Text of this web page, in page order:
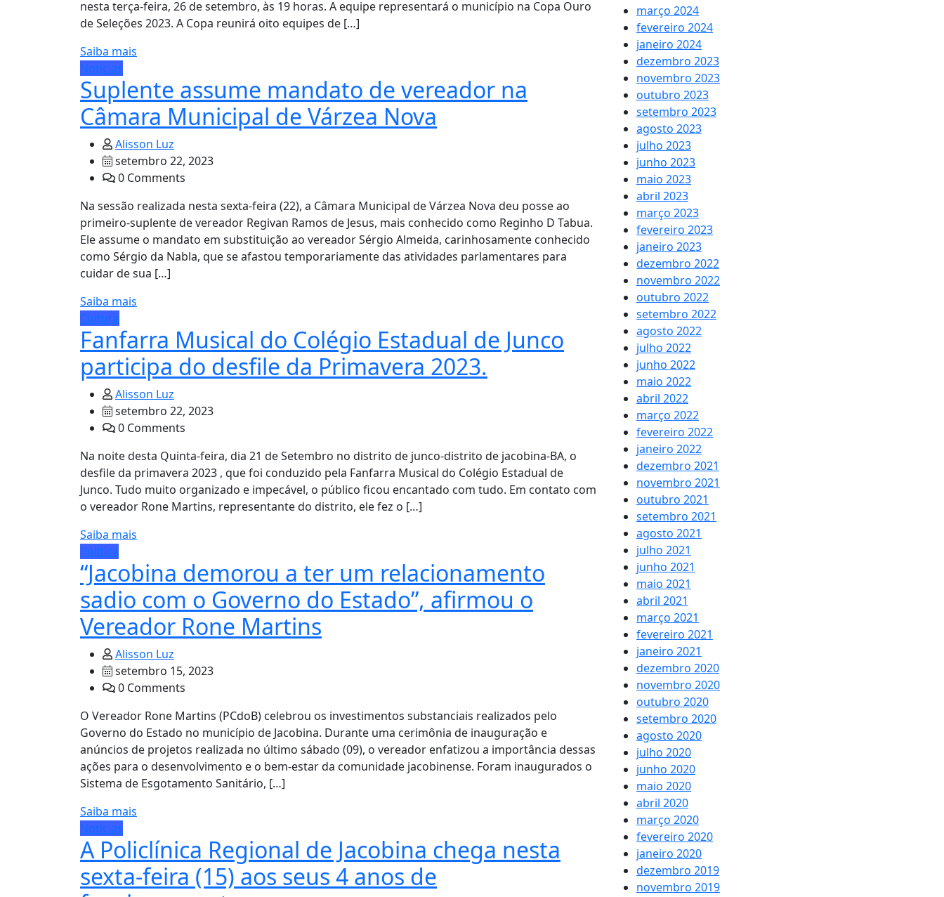
nesta terça-feira, 26 de setembro, às 19 horas. A equipe representará o município na Copa Ouro
de Seleções 2023. A Copa reunirá oito equipes de […]
Saiba mais
Notícias
Suplente assume mandato de vereador na
Câmara Municipal de Várzea Nova
Alisson Luz
setembro 22, 2023
0 Comments
Na sessão realizada nesta sexta-feira (22), a Câmara Municipal de Várzea Nova deu posse ao
primeiro-suplente de vereador Regivan Ramos de Jesus, mais conhecido como Reginho D Tabua.
Ele assume o mandato em substituição ao vereador Sérgio Almeida, carinhosamente conhecido
como Sérgio da Nabla, que se afastou temporariamente das atividades parlamentares para
cuidar de sua […]
Saiba mais
Cultura
Fanfarra Musical do Colégio Estadual de Junco
participa do desfile da Primavera 2023.
Alisson Luz
setembro 22, 2023
0 Comments
Na noite desta Quinta-feira, dia 21 de Setembro no distrito de junco-distrito de jacobina-BA, o
desfile da primavera 2023 , que foi conduzido pela Fanfarra Musical do Colégio Estadual de
Junco. Tudo muito organizado e impecável, o público ficou encantado com tudo. Em contato com
o vereador Rone Martins, representante do distrito, ele fez o […]
Saiba mais
Política
“Jacobina demorou a ter um relacionamento
sadio com o Governo do Estado”, afirmou o
Vereador Rone Martins
Alisson Luz
setembro 15, 2023
0 Comments
O Vereador Rone Martins (PCdoB) celebrou os investimentos substanciais realizados pelo
Governo do Estado no município de Jacobina. Durante uma cerimônia de inauguração e
anúncios de projetos realizada no último sábado (09), o vereador enfatizou a importância dessas
ações para o desenvolvimento e o bem-estar da comunidade jacobinense. Foram inaugurados o
Sistema de Esgotamento Sanitário, […]
Saiba mais
Notícias
A Policlínica Regional de Jacobina chega nesta
sexta-feira (15) aos seus 4 anos de
março 2024
fevereiro 2024
janeiro 2024
dezembro 2023
novembro 2023
outubro 2023
setembro 2023
agosto 2023
julho 2023
junho 2023
maio 2023
abril 2023
março 2023
fevereiro 2023
janeiro 2023
dezembro 2022
novembro 2022
outubro 2022
setembro 2022
agosto 2022
julho 2022
junho 2022
maio 2022
abril 2022
março 2022
fevereiro 2022
janeiro 2022
dezembro 2021
novembro 2021
outubro 2021
setembro 2021
agosto 2021
julho 2021
junho 2021
maio 2021
abril 2021
março 2021
fevereiro 2021
janeiro 2021
dezembro 2020
novembro 2020
outubro 2020
setembro 2020
agosto 2020
julho 2020
junho 2020
maio 2020
abril 2020
março 2020
fevereiro 2020
janeiro 2020
dezembro 2019
novembro 2019